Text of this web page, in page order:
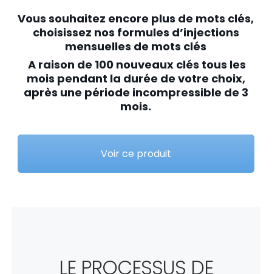
Vous souhaitez encore plus de mots clés,
choisissez nos formules d’injections
mensuelles de mots clés
A raison de 100 nouveaux clés tous les
mois pendant la durée de votre choix,
après une période incompressible de 3
mois.
Voir ce produit
LE PROCESSUS DE